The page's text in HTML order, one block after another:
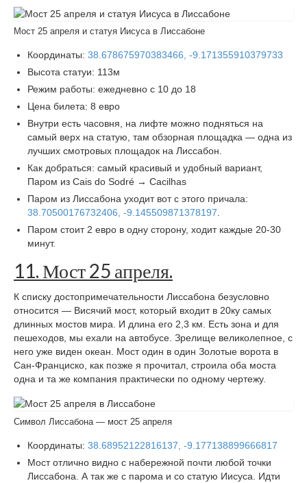
Мост 25 апреля и статуя Иисуса в Лиссабоне
Координаты: 38.678675970383466, -9.171355910379733
Высота статуи: 113м
Режим работы: ежедневно с 10 до 18
Цена билета: 8 евро
Внутри есть часовня, на лифте можно подняться на
самый верх на статую, там обзорная площадка — одна из
лучших смотровых площадок на Лиссабон.
Как добраться: самый красивый и удобный вариант,
Паром из Cais do Sodré → Cacilhas
Паром из Лиссабона уходит вот с этого причала:
38.70500176732406, -9.145509871378197.
Паром стоит 2 евро в одну сторону, ходит каждые 20-30
минут.
11. Мост 25 апреля.
К списку достопримечательности Лиссабона безусловно
относится — Висячий мост, который входит в 20ку самых
длинных мостов мира. И длина его 2,3 км. Есть зона и для
пешеходов, мы ехали на автобусе. Зрелище великолепное, с
него уже виден океан. Мост один в один Золотые ворота в
Сан-Франциско, как позже я прочитал, строила оба моста
одна и та же компания практически по одному чертежу.
Символ Лиссабона — мост 25 апреля
Координаты: 38.68952122816137, -9.177138899666817
Мост отлично видно с набережной почти любой точки
Лиссабона. А так же с парома и со статую Иисуса. Идти